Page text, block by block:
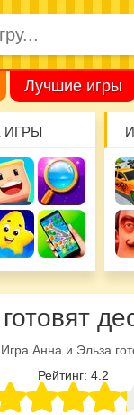
Лучшие игры
ИГРЫ
Игра Анна и Эльза
Рейтинг: 4.2